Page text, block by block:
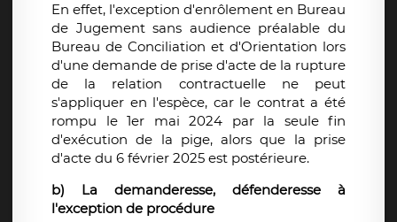
En effet, l'exception d'enrôlement en Bureau
de Jugement sans audience préalable du
Bureau de Conciliation et d'Orientation lors
d'une demande de prise d'acte de la rupture
de la relation contractuelle ne peut
s'appliquer en l'espèce, car le contrat a été
rompu le 1er mai 2024 par la seule fin
d'exécution de la pige, alors que la prise
d'acte du 6 février 2025 est postérieure.
b) La demanderesse, défenderesse à
l'exception de procédure